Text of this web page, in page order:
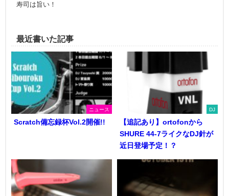
寿司は旨い！
最近書いた記事
ニュース
Scratch備忘録杯Vol.2開催!!
DJ
【追記あり】ortofonから
SHURE 44-7ライクなDJ針が
近日登場予定！？